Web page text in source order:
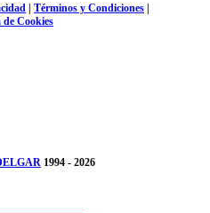
| Términos y Condiciones |
de Cookies
1994 - 2026